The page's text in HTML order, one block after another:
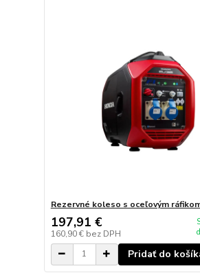
Rezervné koleso s oceľovým
197,91 €
160,90 € bez DPH
Pridať do